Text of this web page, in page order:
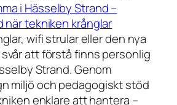
i Hässelby Strand –
tekniken krånglar
wifi strular eller den nya
att förstå finns personlig
Strand. Genom
miljö och pedagogiskt stöd
enklare att hantera –